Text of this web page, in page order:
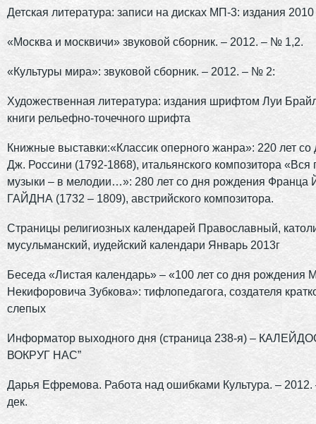
Детская литература: записи на дисках МП-3: издания 2010
«Москва и москвичи» звуковой сборник. – 2012. – № 1,2.
«Культуры мира»: звуковой сборник. – 2012. – № 2:
Художественная литература: издания шрифтом Луи
книги рельефно-точечного шрифта
Книжные выставки:«Классик оперного жанра»: 220 лет
Дж. Россини (1792-1868), итальянского композитора «Вся
музыки – в мелодии…»: 280 лет со дня рождения Франца
ГАЙДНА (1732 – 1809), австрийского композитора.
Страницы религиозных календарей Православный,
мусульманский, иудейский календари Январь 2013г
Беседа «Листая календарь» – «100 лет со дня рождения
Некифоровича Зубкова»: тифлопедагога, создателя
слепых
Информатор выходного дня (страница 238-я) –
ВОКРУГ НАС”
Дарья Ефремова. Работа над ошибками Культура. –
дек.